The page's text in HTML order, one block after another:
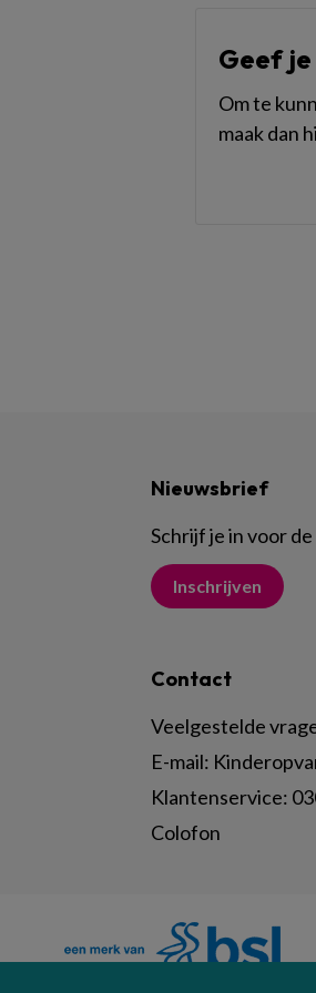
Geef
Om te
maak dan
Nieuwsbrief
Schrijf je in voor
Inschrijven
Contact
Veelgestelde
E-mail:
Klantenservice:
Colofon